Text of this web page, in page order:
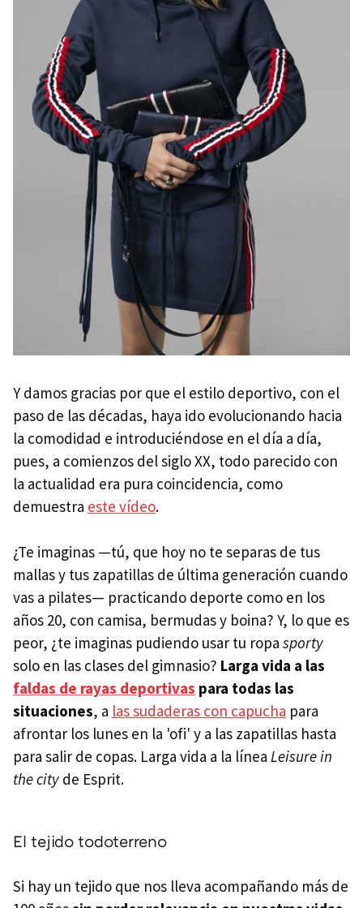
Y damos gracias por que el estilo deportivo, con el
paso de las décadas, haya ido evolucionando hacia
la comodidad e introduciéndose en el día a día,
pues, a comienzos del siglo XX, todo parecido con
la actualidad era pura coincidencia, como
demuestra este vídeo.
¿Te imaginas —tú, que hoy no te separas de tus
mallas y tus zapatillas de última generación cuando
vas a pilates— practicando deporte como en los
años 20, con camisa, bermudas y boina? Y, lo que es
peor, ¿te imaginas pudiendo usar tu ropa sporty
solo en las clases del gimnasio? Larga vida a las
faldas de rayas deportivas para todas las
situaciones, a las sudaderas con capucha para
afrontar los lunes en la 'ofi' y a las zapatillas hasta
para salir de copas. Larga vida a la línea Leisure in
the city de Esprit.
El tejido todoterreno
Si hay un tejido que nos lleva acompañando más de